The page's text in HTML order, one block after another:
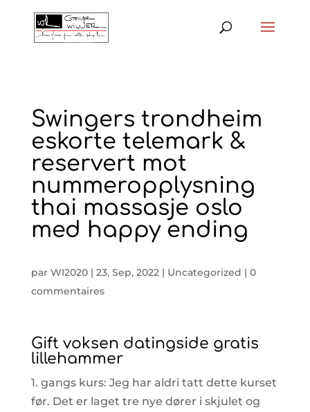
Swingers trondheim
eskorte telemark &
reservert mot
nummeropplysning
thai massasje oslo
med happy ending
par WI2020| 23, Sep, 2022| Uncategorized | 0
commentaires
Gift voksen datingside gratis
lillehammer
1. gangs kurs: Jeg har aldri tatt dette kurset
før. Det er laget tre nye dører i skjulet og